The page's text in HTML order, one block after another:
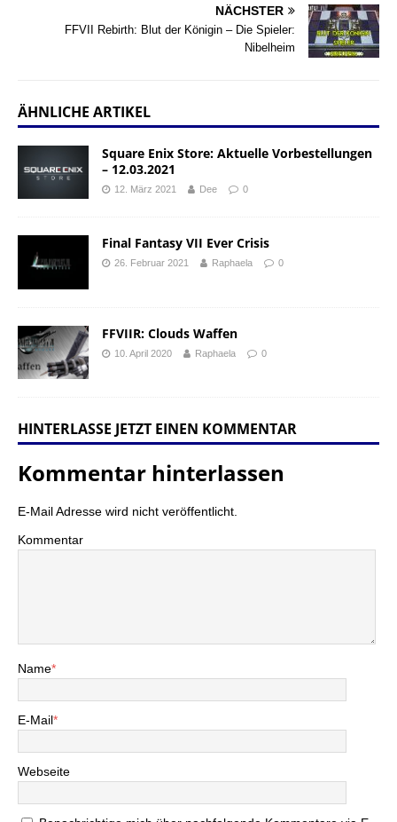
NÄCHSTER
FFVII Rebirth: Blut der Königin – Die Spieler:
Nibelheim
ÄHNLICHE ARTIKEL
Square Enix Store: Aktuelle Vorbestellungen
– 12.03.2021
12. März 2021 Dee 0
Final Fantasy VII Ever Crisis
26. Februar 2021 Raphaela 0
FFVIIR: Clouds Waffen
10. April 2020 Raphaela 0
HINTERLASSE JETZT EINEN KOMMENTAR
Kommentar hinterlassen
E-Mail Adresse wird nicht veröffentlicht.
Kommentar
Name*
E-Mail*
Webseite